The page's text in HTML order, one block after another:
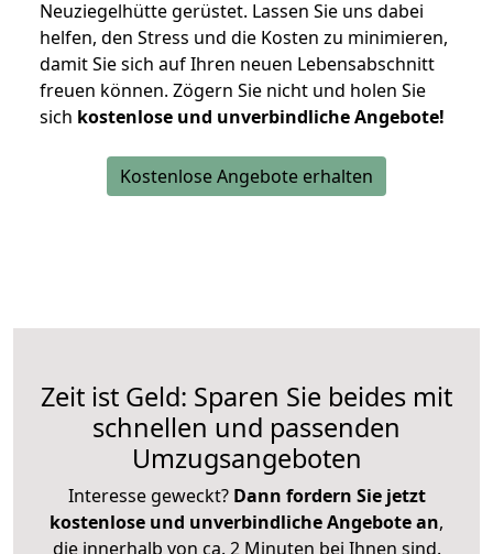
Neuziegelhütte gerüstet. Lassen Sie uns dabei
helfen, den Stress und die Kosten zu minimieren,
damit Sie sich auf Ihren neuen Lebensabschnitt
freuen können. Zögern Sie nicht und holen Sie
sich kostenlose und unverbindliche Angebote!
Kostenlose Angebote erhalten
Zeit ist Geld: Sparen Sie beides mit
schnellen und passenden
Umzugsangeboten
Interesse geweckt? Dann fordern Sie jetzt
kostenlose und unverbindliche Angebote an,
die innerhalb von ca. 2 Minuten bei Ihnen sind.